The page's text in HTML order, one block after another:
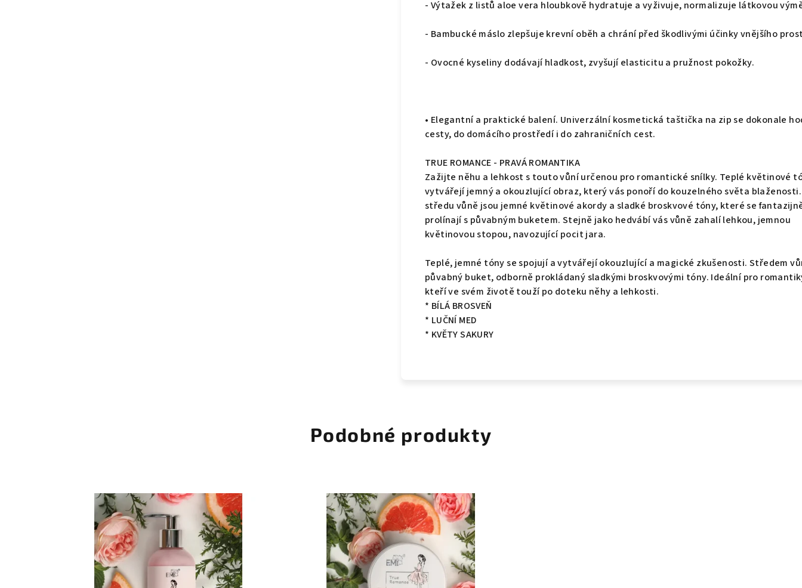
- Výtažek z listů aloe vera hloubkově hydratuje a vyživuje, normalizuje látkovou
- Bambucké máslo zlepšuje krevní oběh a chrání před škodlivými účinky vnějšího
- Ovocné kyseliny dodávají hladkost, zvyšují elasticitu a pružnost pokožky.
• Elegantní a praktické balení. Univerzální kosmetická taštička na zip se dokonale
cesty, do domácího prostředí i do zahraničních cest.
TRUE ROMANCE - PRAVÁ ROMANTIKA
Zažijte něhu a lehkost s touto vůní určenou pro romantické snílky. Teplé květinové
vytvářejí jemný a okouzlující obraz, který vás ponoří do kouzelného světa blaženosti.
středu vůně jsou jemné květinové akordy a sladké broskvové tóny, které se
prolínají s půvabným buketem. Stejně jako hedvábí vás vůně zahalí lehkou, jemnou
květinovou stopou, navozující pocit jara.
Teplé, jemné tóny se spojují a vytvářejí okouzlující a magické zkušenosti. Středem
půvabný buket, odborně prokládaný sladkými broskvovými tóny. Ideální pro
kteří ve svém životě touží po doteku něhy a lehkosti.
* BÍLÁ BROSVEŇ
* LUČNÍ MED
* KVĚTY SAKURY
Podobné produkty